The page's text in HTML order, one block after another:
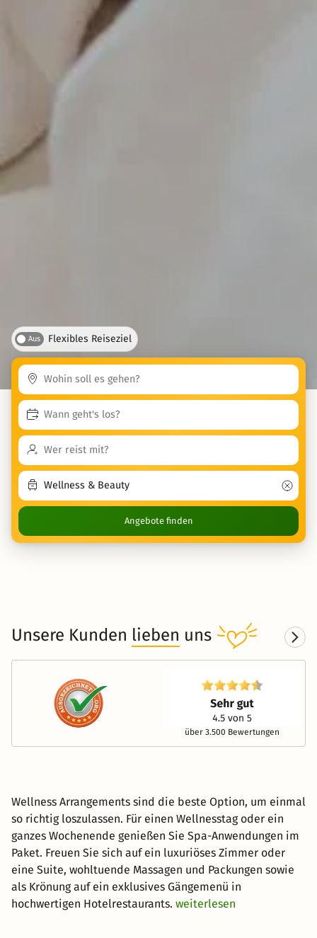
Aus Flexibles Reiseziel
Angebote finden
Unsere Kunden lieben uns
über 3.500 Bewertungen
Wellness Arrangements sind die beste Option, um einmal
so richtig loszulassen. Für einen Wellnesstag oder ein
ganzes Wochenende genießen Sie Spa-Anwendungen im
Paket. Freuen Sie sich auf ein luxuriöses Zimmer oder
eine Suite, wohltuende Massagen und Packungen sowie
als Krönung auf ein exklusives Gängemenü in
hochwertigen Hotelrestaurants. weiterlesen